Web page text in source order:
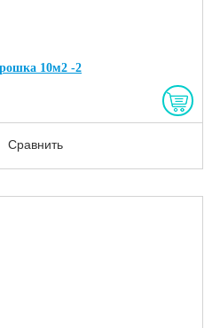
10м2 -2
Сравнить